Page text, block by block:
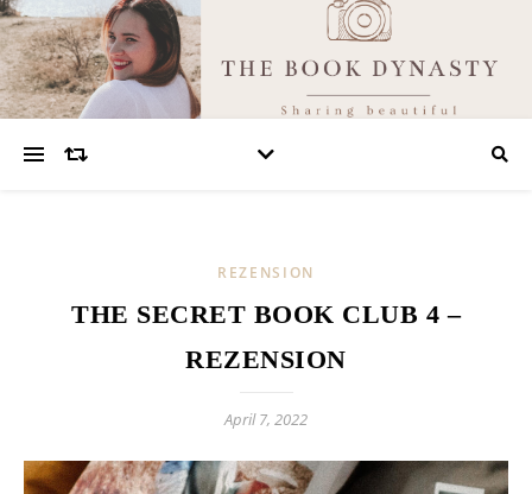
REZENSION
THE SECRET BOOK CLUB 4 –
REZENSION
April 7, 2022